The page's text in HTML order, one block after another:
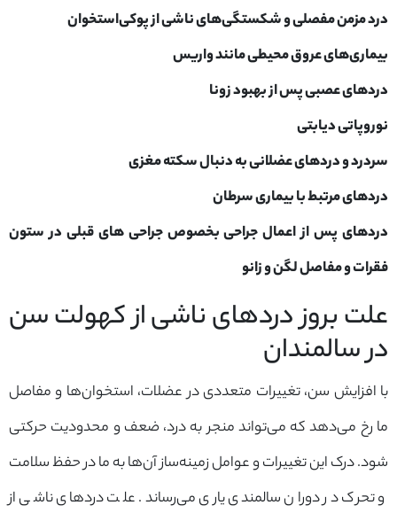
درد مزمن مفصلی و شکستگی‌های ناشی از پوکی‌استخوان
بیماری‌های عروق محیطی مانند واریس
دردهای عصبی پس از بهبود زونا
نوروپاتی دیابتی
سردرد و دردهای عضلانی به دنبال سکته مغزی
دردهای مرتبط با بیماری سرطان
دردهای پس از اعمال جراحی بخصوص جراحی های قبلی در ستون
فقرات و مفاصل لگن و زانو
علت بروز دردهای ناشی از کهولت سن
در سالمندان
با افزایش سن، تغییرات متعددی در عضلات، استخوان‌ها و مفاصل
ما رخ می‌دهد که می‌تواند منجر به درد، ضعف و محدودیت حرکتی
شود. درک این تغییرات و عوامل زمینه‌ساز آن‌ها به ما در حفظ سلامت
و تحرک در دوران سالمندی یاری می‌رساند. علت دردهای ناشی از